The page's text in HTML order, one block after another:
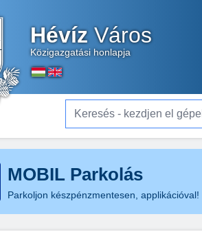
HévízVáros
Közigazgatási honlapja
Keresés - kezdjen el gépelni...
MOBIL Parkolás
Parkoljon készpénzmentesen, applikációval!